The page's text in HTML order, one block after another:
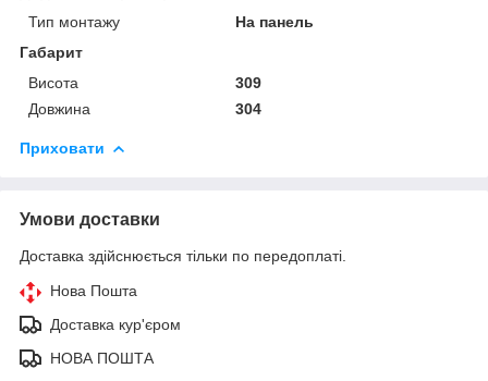
Тип монтажу
На панель
Габарит
Висота
309
Довжина
304
Приховати
Умови доставки
Доставка здійснюється тільки по передоплаті.
Нова Пошта
Доставка кур'єром
НОВА ПОШТА